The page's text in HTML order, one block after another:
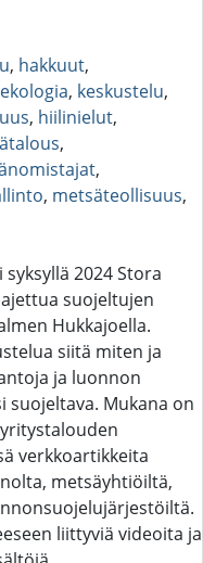
, hakkuut,
, keskustelu,
, hiilinielut,
,
,
, metsäteollisuus,
2024 Stora
suojeltujen
Hukkajoella.
siitä miten ja
ja luonnon
Mukana on
verkkoartikkeita
metsäyhtiöiltä,
liittyviä videoita ja